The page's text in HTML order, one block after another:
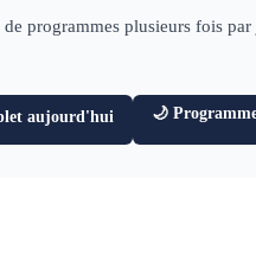
programmes plusieurs fois
aujourd'hui 🌙